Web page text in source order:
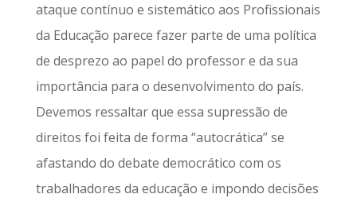
ataque contínuo e sistemático aos Profissionais
da Educação parece fazer parte de uma política
de desprezo ao papel do professor e da sua
importância para o desenvolvimento do país.
Devemos ressaltar que essa supressão de
direitos foi feita de forma “autocrática” se
afastando do debate democrático com os
trabalhadores da educação e impondo decisões